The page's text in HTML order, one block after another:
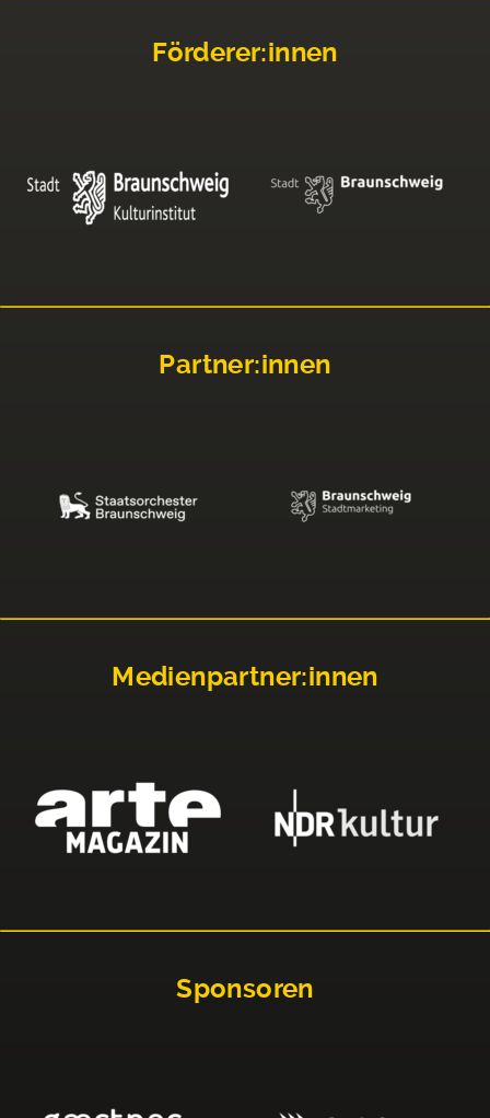
Förderer:innen
Partner:innen
Medienpartner:innen
Sponsoren